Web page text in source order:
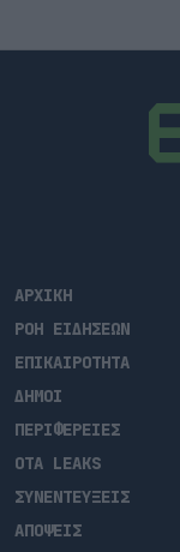
ΑΡΧΙΚΗ
ΡΟΗ ΕΙΔΗΣΕΩΝ
ΕΠΙΚΑΙΡΟΤΗΤΑ
ΔΗΜΟΙ
ΠΕΡΙΦΕΡΕΙΕΣ
OTA LEAKS
ΣΥΝΕΝΤΕΥΞΕΙΣ
ΑΠΟΨΕΙΣ